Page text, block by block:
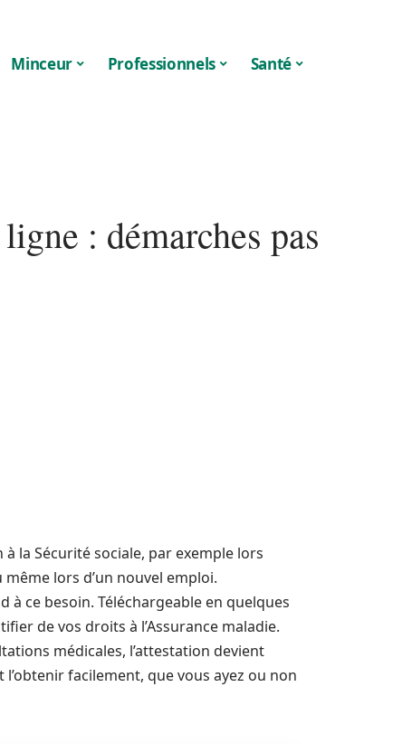
Minceur Professionnels Santé
: démarches pas
la Sécurité sociale, par exemple lors
lors d’un nouvel emploi.
à ce besoin. Téléchargeable en quelques
de vos droits à l’Assurance maladie.
médicales, l’attestation devient
facilement, que vous ayez ou non